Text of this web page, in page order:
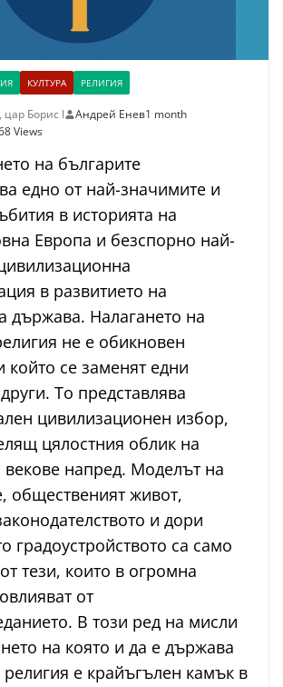
КУЛТУРА РЕЛИГИЯ
, цар Борис I Андрей Енев1 month
Views
на българите
едно от най-значимите и
в историята на
Европа и безспорно най-
в развитието на
държава. Налагането на
не е обикновен
който се заменят едни
То представлява
цивилизационен избор,
цялостния облик на
векове напред. Моделът на
общественият живот,
и дори
градоустройството са само
тези, които в огромна
от
В този ред на мисли
на която и да е държава
е крайъгълен камък в